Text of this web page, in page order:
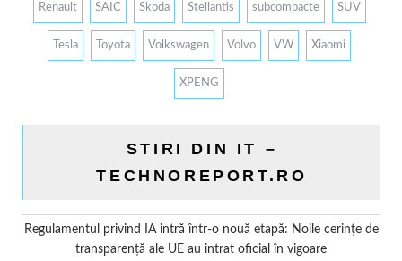
Renault SAIC Skoda Stellantis subcompacte SUV
Tesla Toyota Volkswagen Volvo VW Xiaomi
XPENG
STIRI DIN IT –
TECHNOREPORT.RO
Regulamentul privind IA intră într-o nouă etapă: Noile cerințe de
transparență ale UE au intrat oficial în vigoare